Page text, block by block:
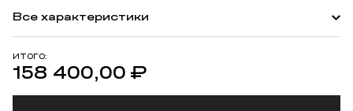
ИТОГО:
158 400,00 ₽
Все характеристики